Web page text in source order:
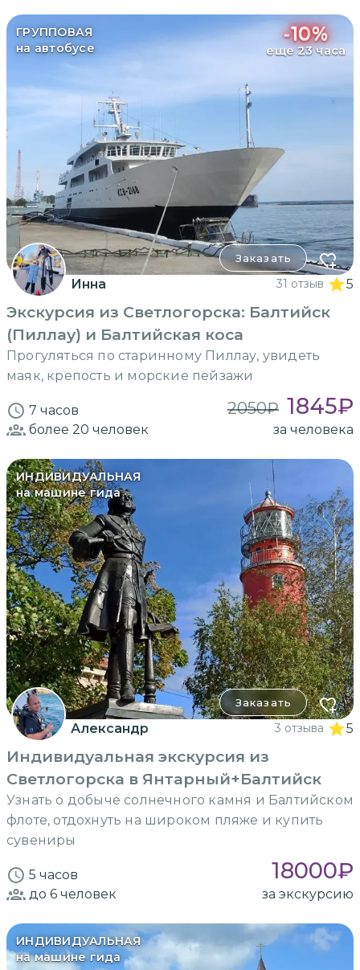
ГРУППОВАЯ
на автобусе
-10%
еще 23 часа
Заказать
Инна 31 отзыв 5
Экскурсия из Светлогорска: Балтийск
(Пиллау) и Балтийская коса
Прогуляться по старинному Пиллау, увидеть
маяк, крепость и морские пейзажи
7 часов 2050₽ 1845₽
более 20 человек за человека
ИНДИВИДУАЛЬНАЯ
на машине гида
Заказать
Александр 3 отзыва 5
Индивидуальная экскурсия из
Светлогорска в Янтарный+Балтийск
Узнать о добыче солнечного камня и Балтийском
флоте, отдохнуть на широком пляже и купить
сувениры
5 часов 18000₽
до 6 человек за экскурсию
ИНДИВИДУАЛЬНАЯ
на машине гида